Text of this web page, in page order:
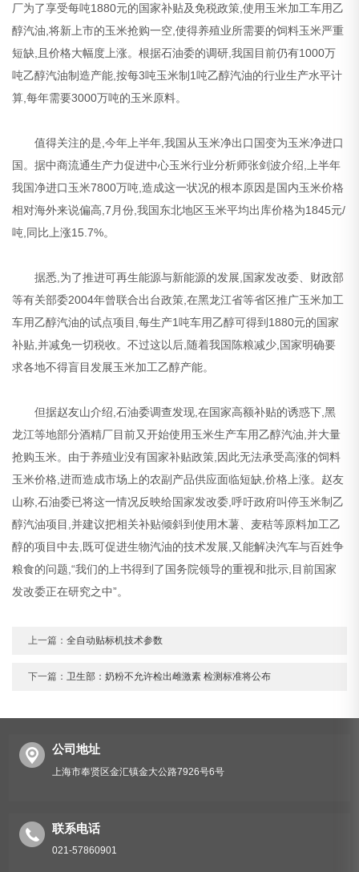
厂为了享受每吨1880元的国家补贴及免税政策,使用玉米加工车用乙
醇汽油,将新上市的玉米抢购一空,使得养殖业所需要的饲料玉米严重
短缺,且价格大幅度上涨。根据石油委的调研,我国目前仍有1000万
吨乙醇汽油制造产能,按每3吨玉米制1吨乙醇汽油的行业生产水平计
算,每年需要3000万吨的玉米原料。
值得关注的是,今年上半年,我国从玉米净出口国变为玉米净进口
国。据中商流通生产力促进中心玉米行业分析师张剑波介绍,上半年
我国净进口玉米7800万吨,造成这一状况的根本原因是国内玉米价格
相对海外来说偏高,7月份,我国东北地区玉米平均出库价格为1845元/
吨,同比上涨15.7%。
据悉,为了推进可再生能源与新能源的发展,国家发改委、财政部
等有关部委2004年曾联合出台政策,在黑龙江省等省区推广玉米加工
车用乙醇汽油的试点项目,每生产1吨车用乙醇可得到1880元的国家
补贴,并减免一切税收。不过这以后,随着我国陈粮减少,国家明确要
求各地不得盲目发展玉米加工乙醇产能。
但据赵友山介绍,石油委调查发现,在国家高额补贴的诱惑下,黑
龙江等地部分酒精厂目前又开始使用玉米生产车用乙醇汽油,并大量
抢购玉米。由于养殖业没有国家补贴政策,因此无法承受高涨的饲料
玉米价格,进而造成市场上的农副产品供应面临短缺,价格上涨。赵友
山称,石油委已将这一情况反映给国家发改委,呼吁政府叫停玉米制乙
醇汽油项目,并建议把相关补贴倾斜到使用木薯、麦秸等原料加工乙
醇的项目中去,既可促进生物汽油的技术发展,又能解决汽车与百姓争
粮食的问题,“我们的上书得到了国务院领导的重视和批示,目前国家
发改委正在研究之中”。
上一篇：全自动贴标机技术参数
下一篇： 卫生部：奶粉不允许检出雌激素 检测标准将公布
公司地址
上海市奉贤区金汇镇金大公路7926号6号
联系电话
021-57860901